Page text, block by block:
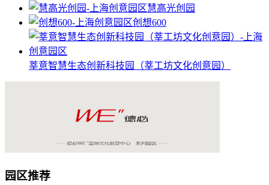
慧高光创园
创想600
莘意智慧生态创新科技园（莘工坊文化创意园）
园区推荐